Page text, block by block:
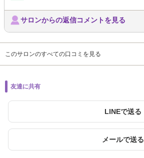
サロンからの返信コメントを見る
このサロンのすべての口コミを見る
友達に共有
LINEで送る
メールで送る